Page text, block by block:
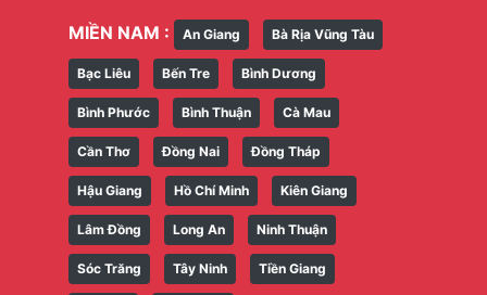
MIỀN NAM : An Giang Bà Rịa Vũng Tàu
Bạc Liêu Bến Tre Bình Dương
Bình Phước Bình Thuận Cà Mau
Cần Thơ Đồng Nai Đồng Tháp
Hậu Giang Hồ Chí Minh Kiên Giang
Lâm Đồng Long An Ninh Thuận
Sóc Trăng Tây Ninh Tiền Giang